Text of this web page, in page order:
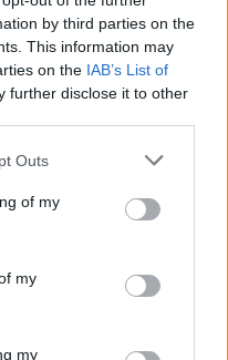
by third parties on the
This information may
on the IAB’s List of
further disclose it to other
one or more Google
You may click to
its third-party tags to
in below Google
Outs
of my
my
my
Instagram δημοσίευσε
που
γυαλιστερά χείλη